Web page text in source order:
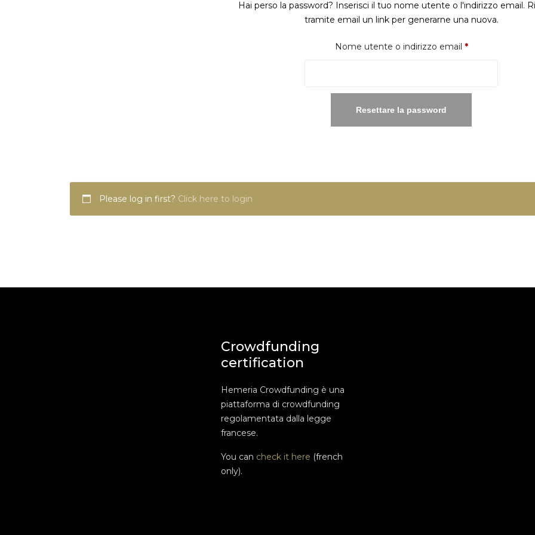
Hai perso la password? Inserisci il tuo nome utente o l'indirizzo email.
tramite email un link per generarne una nuova.
Nome utente o indirizzo email *Richiesto
Resettare la password
Please log in first? Click here to login
Crowdfunding
certification
Hemeria Crowdfunding è una
piattaforma di crowdfunding
regolamentata dalla legge
francese.
You can check it here (french
only).